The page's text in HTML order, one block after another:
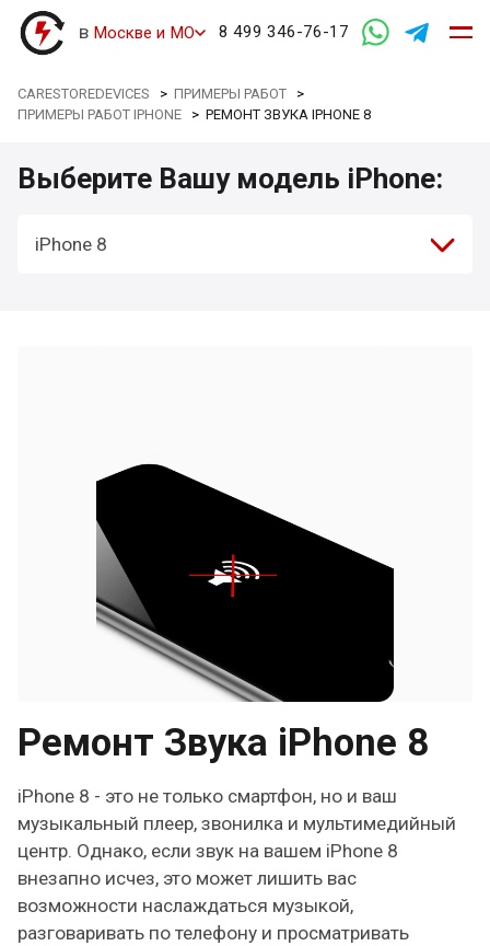
в Москве и МО 8 499 346-76-17
CARESTOREDEVICES >ПРИМЕРЫ РАБОТ >
ПРИМЕРЫ РАБОТ IPHONE >РЕМОНТ ЗВУКА IPHONE 8
Выберите Вашу модель iPhone:
iPhone 8
Ремонт Звука iPhone 8
iPhone 8 - это не только смартфон, но и ваш
музыкальный плеер, звонилка и мультимедийный
центр. Однако, если звук на вашем iPhone 8
внезапно исчез, это может лишить вас
возможности наслаждаться музыкой,
разговаривать по телефону и просматривать